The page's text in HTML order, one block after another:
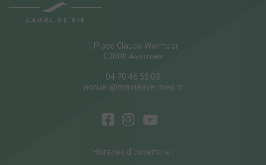
1 Place Claude Wormser
03000 Avermes
04 70 46 55 03
accueil@mairieavermes.fr
Horaires d'ouverture :